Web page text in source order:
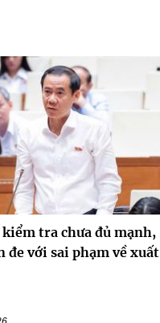
tra chưa đủ mạnh,
đe với sai phạm về xuất